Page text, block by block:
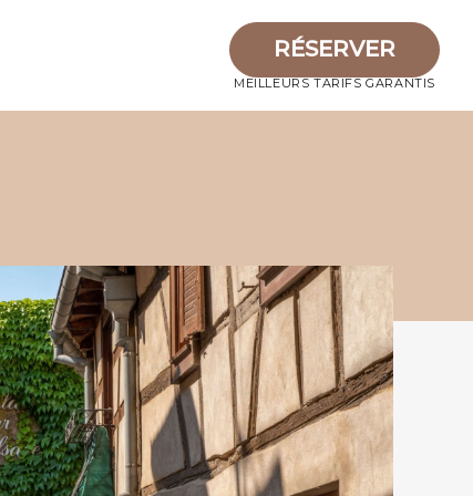
RÉSERVER
MEILLEURS TARIFS GARANTIS
RÉSERVER